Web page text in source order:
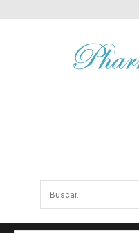
Buscar...